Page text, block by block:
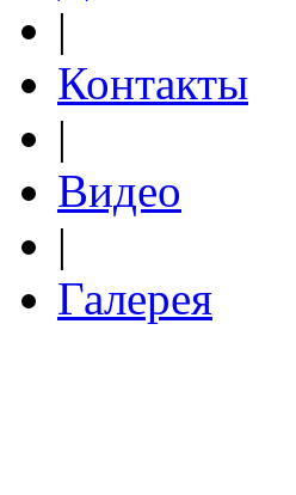
|
Контакты
|
Видео
|
Галерея